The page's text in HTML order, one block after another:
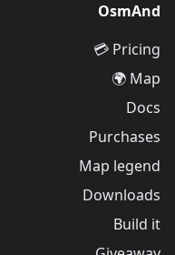
OsmAnd
Pricing 💳
Map 🌍
Docs
Purchases
Map legend
Downloads
Build it